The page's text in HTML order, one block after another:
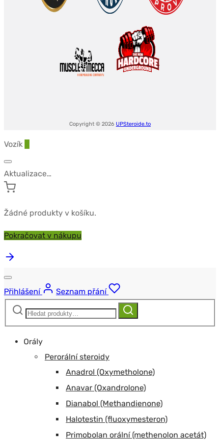
Copyright © 2026 UPSteroide.to
Vozík
Aktualizace…
Žádné produkty v košíku.
Pokračovat v nákupu
Přihlášení
Seznam přání
Hledat:
Hledat
Orály
Perorální steroidy
Anadrol (Oxymetholone)
Anavar (Oxandrolone)
Dianabol (Methandienone)
Halotestin (fluoxymesteron)
Primobolan orální (methenolon acetát)